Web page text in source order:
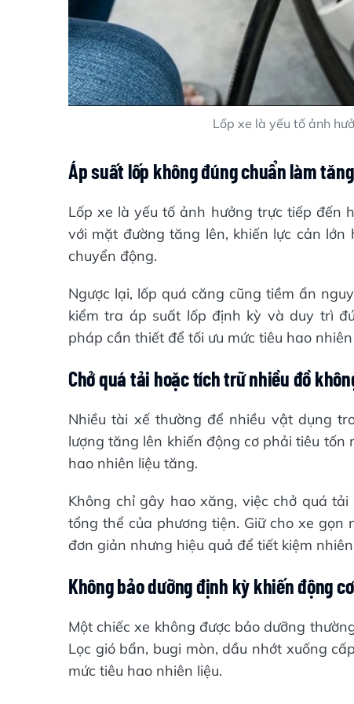
Lốp xe là yếu tố ảnh
Áp suất lốp không đúng chuẩn làm
Lốp xe là yếu tố ảnh hưởng trực tiếp đến
với mặt đường tăng lên, khiến lực cản
chuyển động.
Ngược lại, lốp quá căng cũng tiềm ẩn
kiểm tra áp suất lốp định kỳ và duy trì
pháp cần thiết để tối ưu mức tiêu hao nhiên
Chở quá tải hoặc tích trữ nhiều đồ
Nhiều tài xế thường để nhiều vật dụng
lượng tăng lên khiến động cơ phải tiêu
hao nhiên liệu tăng.
Không chỉ gây hao xăng, việc chở quá
tổng thể của phương tiện. Giữ cho xe
đơn giản nhưng hiệu quả để tiết kiệm nhiên
Không bảo dưỡng định kỳ khiến động
Một chiếc xe không được bảo dưỡng
Lọc gió bẩn, bugi mòn, dầu nhớt xuống
mức tiêu hao nhiên liệu.